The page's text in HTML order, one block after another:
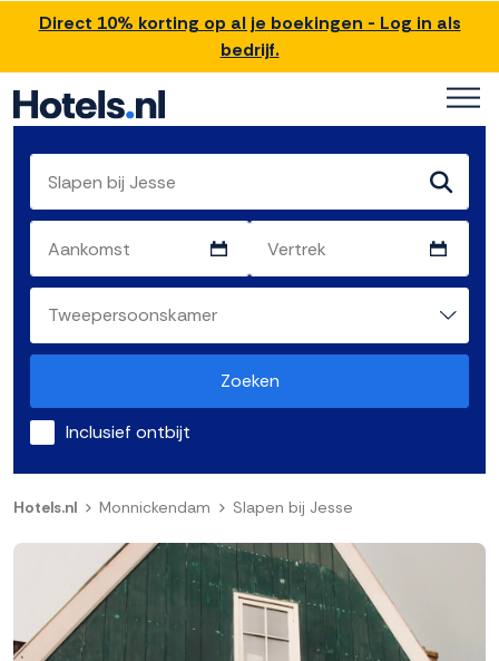
Direct 10% korting op al je boekingen - Log in als
bedrijf.
Zoeken
Inclusief ontbijt
Hotels.nl Monnickendam Slapen bij Jesse